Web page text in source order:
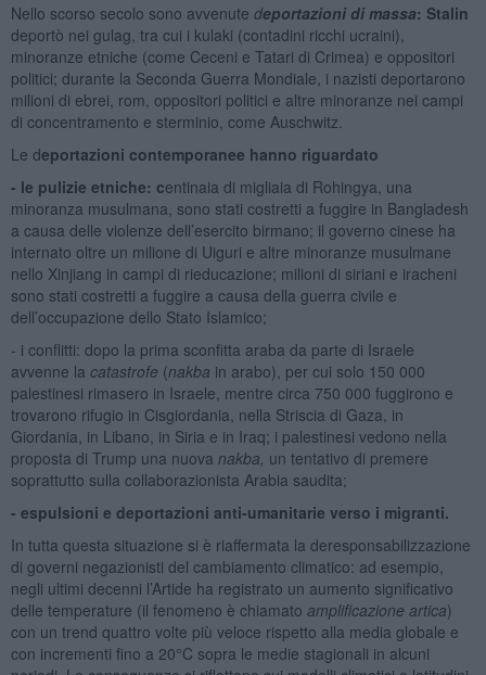
Nello scorso secolo sono avvenute deportazioni di massa: Stalin
deportò nei gulag, tra cui i kulaki (contadini ricchi ucraini),
minoranze etniche (come Ceceni e Tatari di Crimea) e oppositori
politici; durante la Seconda Guerra Mondiale, i nazisti deportarono
milioni di ebrei, rom, oppositori politici e altre minoranze nei campi
di concentramento e sterminio, come Auschwitz.
Le deportazioni contemporanee hanno riguardato
- le pulizie etniche: centinaia di migliaia di Rohingya, una
minoranza musulmana, sono stati costretti a fuggire in Bangladesh
a causa delle violenze dell’esercito birmano; il governo cinese ha
internato oltre un milione di Uiguri e altre minoranze musulmane
nello Xinjiang in campi di rieducazione; milioni di siriani e iracheni
sono stati costretti a fuggire a causa della guerra civile e
dell’occupazione dello Stato Islamico;
- i conflitti: dopo la prima sconfitta araba da parte di Israele
avvenne la catastrofe (nakba in arabo), per cui solo 150 000
palestinesi rimasero in Israele, mentre circa 750 000 fuggirono e
trovarono rifugio in Cisgiordania, nella Striscia di Gaza, in
Giordania, in Libano, in Siria e in Iraq; i palestinesi vedono nella
proposta di Trump una nuova nakba, un tentativo di premere
soprattutto sulla collaborazionista Arabia saudita;
- espulsioni e deportazioni anti-umanitarie verso i migranti.
In tutta questa situazione si è riaffermata la deresponsabilizzazione
di governi negazionisti del cambiamento climatico: ad esempio,
negli ultimi decenni l’Artide ha registrato un aumento significativo
delle temperature (il fenomeno è chiamato amplificazione artica)
con un trend quattro volte più veloce rispetto alla media globale e
con incrementi fino a 20°C sopra le medie stagionali in alcuni